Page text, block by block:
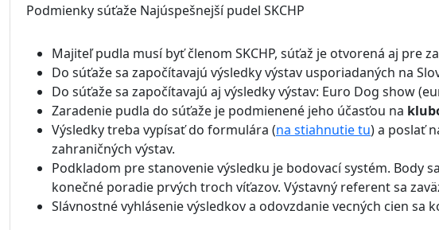
Podmienky súťaže Najúspešnejší pudel SKCHP
Majiteľ pudla musí byť členom SKCHP, súťaž je otvorená aj pre
Do súťaže sa započítavajú výsledky výstav usporiadaných na
Do súťaže sa započítavajú aj výsledky výstav: Euro Dog show
Zaradenie pudla do súťaže je podmienené jeho účasťou na
Výsledky treba vypísať do formulára (na stiahnutie tu) a poslať
zahraničných výstav.
Podkladom pre stanovenie výsledku je bodovací systém. Body
konečné poradie prvých troch víťazov. Výstavný referent sa
Slávnostné vyhlásenie výsledkov a odovzdanie vecných cien sa